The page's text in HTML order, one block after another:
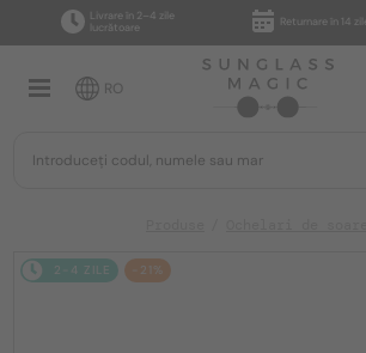
Livrare în 2–4 zile
lucrătoare
Returnare în 14 zile
RO
2-4 ZILE -21%